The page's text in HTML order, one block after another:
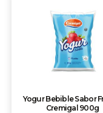
Yogur Bebible Sabor
Cremigal 900g